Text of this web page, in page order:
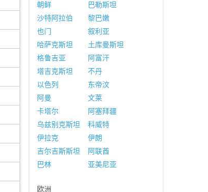
朝鲜
巴勒斯坦
沙特阿拉伯
黎巴嫩
也门
叙利亚
哈萨克斯坦
土库曼斯坦
格鲁吉亚
阿富汗
塔吉克斯坦
不丹
以色列
东帝汶
阿曼
文莱
卡塔尔
阿塞拜疆
乌兹别克斯坦
科威特
伊拉克
伊朗
吉尔吉斯斯坦
阿联酋
巴林
亚美尼亚
欧洲